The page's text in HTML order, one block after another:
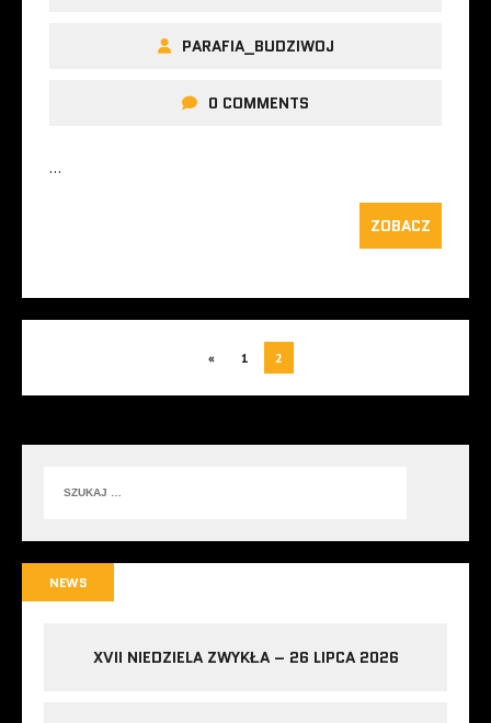
PARAFIA_BUDZIWOJ
0 COMMENTS
…
ZOBACZ
« 1 2
NEWS
XVII NIEDZIELA ZWYKŁA – 26 LIPCA 2026